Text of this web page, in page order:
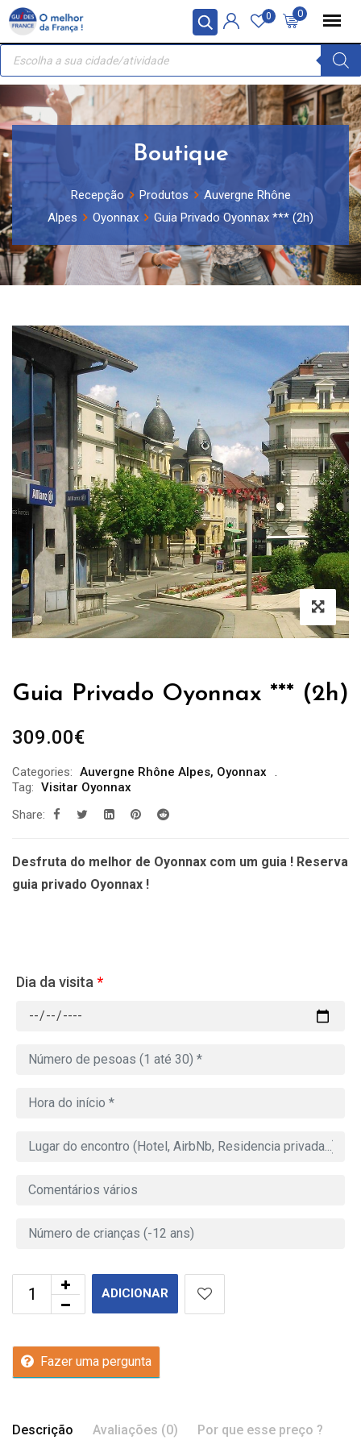
Painel de Gerenciamento de Cookies
Skip
content
0
0
Recherche
produits
Boutique
Recepção Produtos
Auvergne Rhône
Alpes
Oyonnax Guia Privado Oyonnax *** (2h)
Guia Privado Oyonnax *** (2h)
309.00€
Categories: Auvergne Rhône Alpes, Oyonnax
Tag: Visitar Oyonnax
Share:
Desfruta do melhor de Oyonnax com um guia ! Reserva
guia privado Oyonnax !
Dia da visita *
ADICIONAR
Fazer uma pergunta
Descrição Avaliações (0) Por que esse preço ?